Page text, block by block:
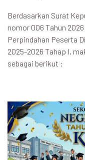
Berdasarkan Surat
nomor 006 Tahun
Perpindahan Peserta
2025-2026 Tahap I,
sebagai berikut :